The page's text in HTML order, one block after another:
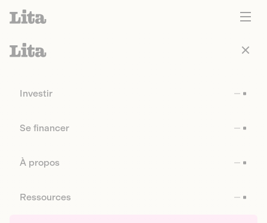
Investir
Se financer
À propos
Ressources